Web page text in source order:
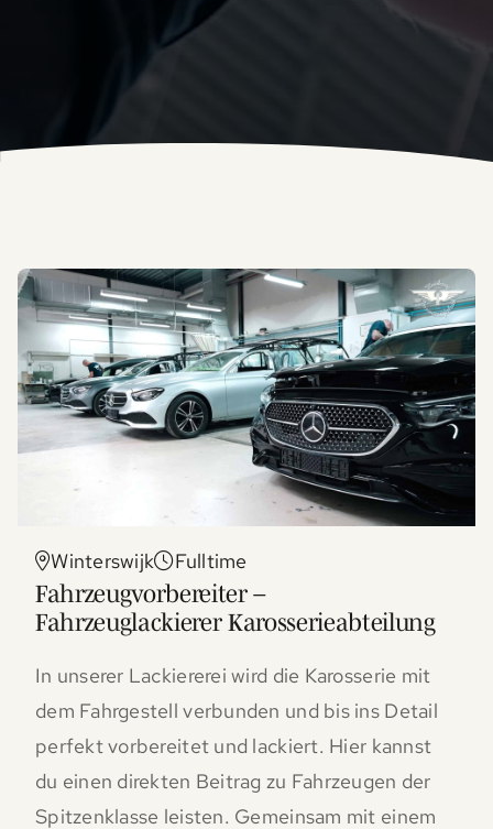
Winterswijk Fulltime
Fahrzeugvorbereiter –
Fahrzeuglackierer Karosserieabteilung
In unserer Lackiererei wird die Karosserie mit
dem Fahrgestell verbunden und bis ins Detail
perfekt vorbereitet und lackiert. Hier kannst
du einen direkten Beitrag zu Fahrzeugen der
Spitzenklasse leisten. Gemeinsam mit einem